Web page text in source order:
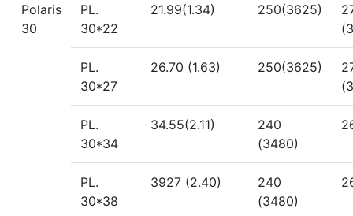
Polaris
30
PL.
30*22
21.99(1.34) 250(3625)
PL.
30*27
26.70 (1.63) 250(3625)
PL.
30*34
34.55(2.11)
240
(3480)
PL.
30*38
3927 (2.40)
240
(3480)